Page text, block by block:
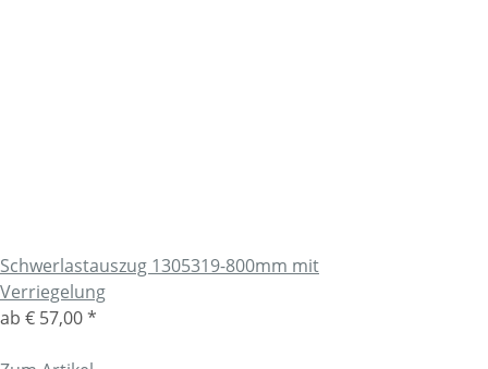
Schwerlastauszug 1305319-800mm mit
Verriegelung
ab € 57,00*